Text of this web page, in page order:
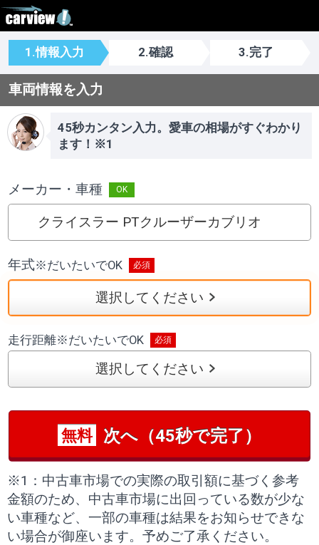
1.情報入力 2.確認 3.完了
車両情報を入力
45秒カンタン入力。愛車の相場がすぐわかり
ます！※1
メーカー・車種
クライスラー PTクルーザーカブリオ
年式※だいたいでOK
選択してください
走行距離※だいたいでOK
選択してください
無料 次へ（45秒で完了）
※1：中古車市場での実際の取引額に基づく参考
金額のため、中古車市場に出回っている数が少な
い車種など、一部の車種は結果をお知らせできな
い場合が御座います。予めご了承ください。